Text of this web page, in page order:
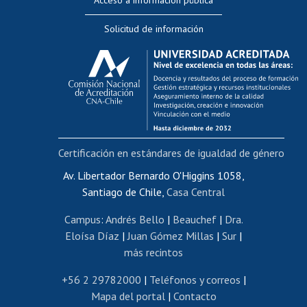
Evaluación docente
Calificación académica
Postulación al AUCAI
Funcionarias/os
Cursos internos de capacitación
Bienestar del personal
Portal de movilidad interna
Certificado de renta
Certificado de renta honorarios
Editar páginas blancas
Extranjeras/os
Revalidación y reconocimiento de títulos
Postulación al Programa de Movilidad Estudiantil
Solicitud de información
Av. Libertador Bernardo O'Higgins 1058,
Santiago de Chile, Casa Central
Campus: Andrés Bello | Beauchef| Dra.
Eloísa Díaz |Juan Gómez Millas | Sur |
más recintos
+56 2 29782000 | Teléfonos y correos |
Mapa del portal| Contacto
Certificación en estándares de igualdad de género